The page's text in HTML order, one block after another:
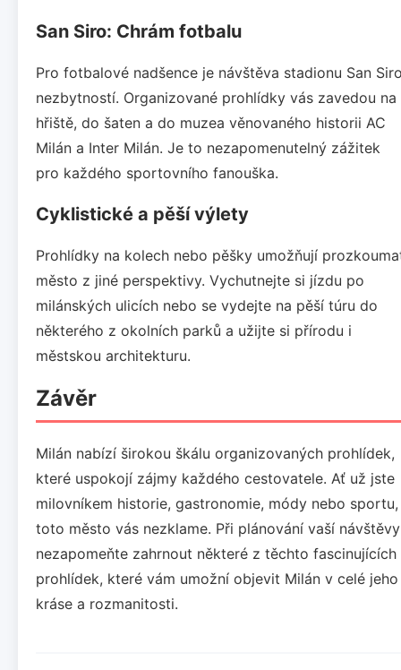
San Siro: Chrám fotbalu
Pro fotbalové nadšence je návštěva stadionu San
nezbytností. Organizované prohlídky vás zavedou na
hřiště, do šaten a do muzea věnovaného historii AC
Milán a Inter Milán. Je to nezapomenutelný zážitek
pro každého sportovního fanouška.
Cyklistické a pěší výlety
Prohlídky na kolech nebo pěšky umožňují
město z jiné perspektivy. Vychutnejte si jízdu po
milánských ulicích nebo se vydejte na pěší túru do
některého z okolních parků a užijte si přírodu i
městskou architekturu.
Závěr
Milán nabízí širokou škálu organizovaných prohlídek,
které uspokojí zájmy každého cestovatele. Ať už jste
milovníkem historie, gastronomie, módy nebo sportu,
toto město vás nezklame. Při plánování vaší návštěvy
nezapomeňte zahrnout některé z těchto fascinujících
prohlídek, které vám umožní objevit Milán v celé jeho
kráse a rozmanitosti.